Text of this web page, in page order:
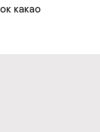
какао